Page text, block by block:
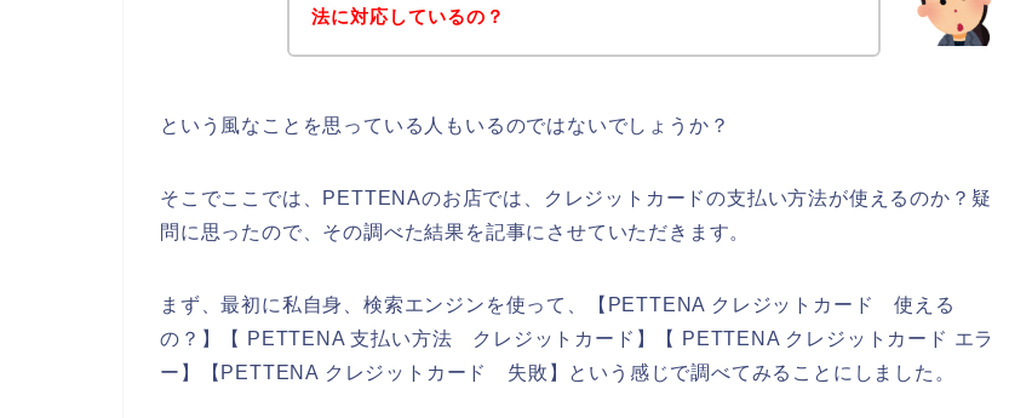
法に対応しているの？
という風なことを思っている人もいるのではないでしょうか？
そこでここでは、PETTENAのお店では、クレジットカードの支払い方法が使えるのか？疑
問に思ったので、その調べた結果を記事にさせていただきます。
まず、最初に私自身、検索エンジンを使って、【PETTENA クレジットカード 使える
の？】【 PETTENA 支払い方法 クレジットカード】【 PETTENA クレジットカード エラ
ー】【PETTENA クレジットカード 失敗】という感じで調べてみることにしました。